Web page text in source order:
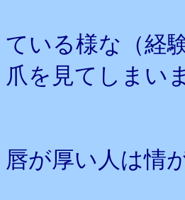
ている様な（経
爪を見てしまい
唇が厚い人は情